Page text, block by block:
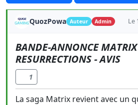
QuozPowa Auteur Admin Le
BANDE-ANNONCE
RESURRECTIONS - AVIS
1
La saga Matrix revient avec un